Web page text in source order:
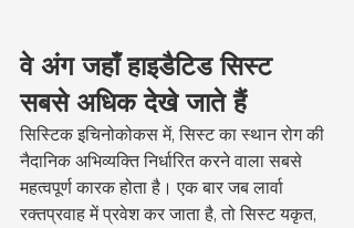
वे अंग जहाँ हाइडैटिड सिस्ट
सबसे अधिक देखे जाते हैं
सिस्टिक इचिनोकोकस में, सिस्ट का स्थान रोग की
नैदानिक अभिव्यक्ति निर्धारित करने वाला सबसे
महत्वपूर्ण कारक होता है। एक बार जब लार्वा
रक्तप्रवाह में प्रवेश कर जाता है, तो सिस्ट यकृत,